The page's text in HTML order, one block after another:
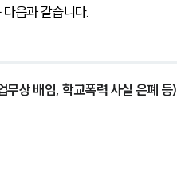
음과 같습니다.
무상 배임, 학교폭력 사실 은폐 등)